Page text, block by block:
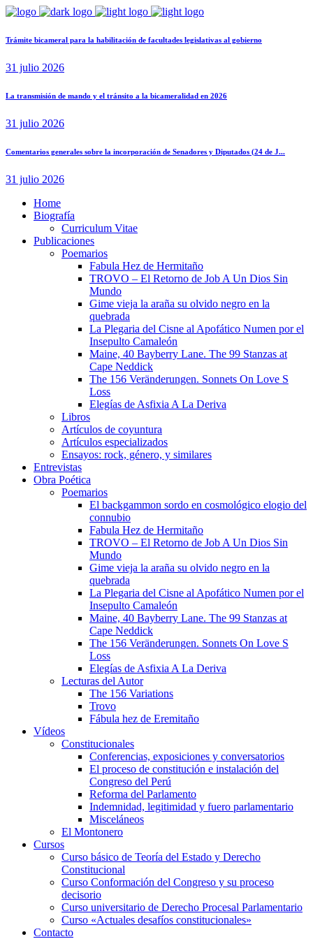
Trámite bicameral para la habilitación de facultades legislativas al gobierno
31 julio 2026
La transmisión de mando y el tránsito a la bicameralidad en 2026
31 julio 2026
Comentarios generales sobre la incorporación de Senadores y Diputados (24 de J...
31 julio 2026
Home
Biografía
Curriculum Vitae​
Publicaciones
Poemarios
Fabula Hez de Hermitaño
TROVO – El Retorno de Job A Un Dios Sin
Mundo
Gime vieja la araña su olvido negro en la
quebrada
La Plegaria del Cisne al Apofático Numen por el
Insepulto Camaleón
Maine, 40 Bayberry Lane. The 99 Stanzas at
Cape Neddick
The 156 Veränderungen. Sonnets On Love S
Loss
Elegías de Asfixia A La Deriva
Libros
Artículos de coyuntura
Artículos especializados
Ensayos: rock, género, y similares
Entrevistas
Obra Poética
Poemarios
El backgammon sordo en cosmológico elogio del
connubio
Fabula Hez de Hermitaño
TROVO – El Retorno de Job A Un Dios Sin
Mundo
Gime vieja la araña su olvido negro en la
quebrada
La Plegaria del Cisne al Apofático Numen por el
Insepulto Camaleón
Maine, 40 Bayberry Lane. The 99 Stanzas at
Cape Neddick
The 156 Veränderungen. Sonnets On Love S
Loss
Elegías de Asfixia A La Deriva
Lecturas del Autor
The 156 Variations
Trovo
Fábula hez de Eremitaño
Vídeos
Constitucionales
Conferencias, exposiciones y conversatorios
El proceso de constitución e instalación del
Congreso del Perú
Reforma del Parlamento
Indemnidad, legitimidad y fuero parlamentario
Misceláneos
El Montonero
Cursos
Curso básico de Teoría del Estado y Derecho
Constitucional
Curso Conformación del Congreso y su proceso
decisorio
Curso universitario de Derecho Procesal Parlamentario
Curso «Actuales desafíos constitucionales»
Contacto